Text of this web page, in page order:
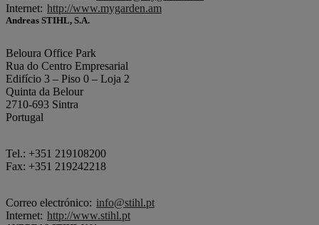
Internet: http://www.mygarden.am
Andreas STIHL, S.A.
Beloura Office Park
Rua do Centro Empresarial
Edifício 3 – Piso 0 – Loja 2
Quinta da Belour
2710-693 Sintra
Portugal
Tel.: +351 219108200
Fax: +351 219242218
Correo electrónico: info@stihl.pt
Internet: http://www.stihl.pt